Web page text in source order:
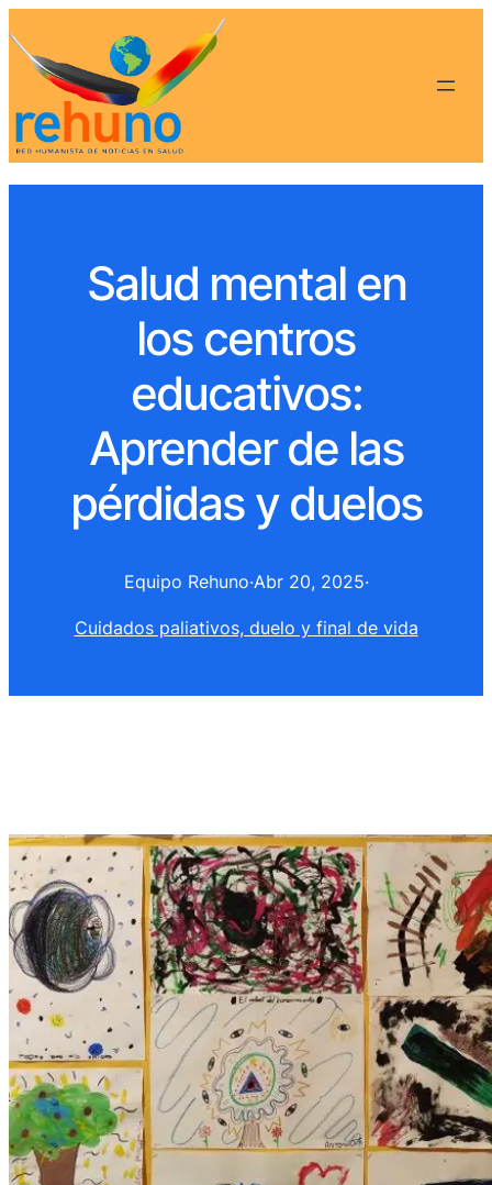
Salud mental en
los centros
educativos:
Aprender de las
pérdidas y duelos
Equipo Rehuno·Abr 20, 2025·
Cuidados paliativos, duelo y final de vida